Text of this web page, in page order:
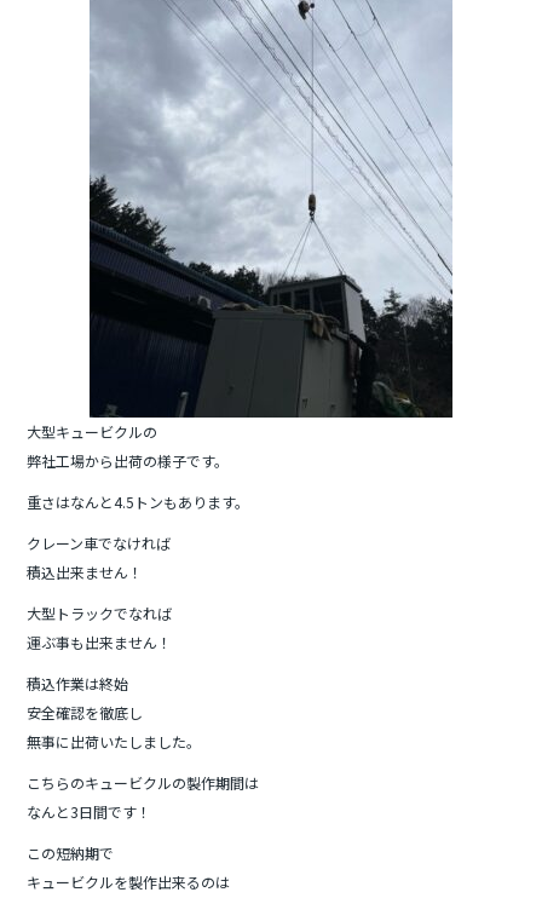
大型キュービクルの
弊社工場から出荷の様子です。
重さはなんと4.5トンもあります。
クレーン車でなければ
積込出来ません！
大型トラックでなれば
運ぶ事も出来ません！
積込作業は終始
安全確認を徹底し
無事に出荷いたしました。
こちらのキュービクルの製作期間は
なんと3日間です！
この短納期で
キュービクルを製作出来るのは